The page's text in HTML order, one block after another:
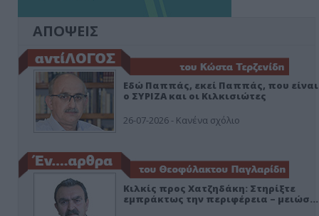
ΑΠΟΨΕΙΣ
Εδώ Παππάς, εκεί Παππάς, που είναι
ο ΣΥΡΙΖΑ και οι Κιλκισιώτες
26-07-2026 - Κανένα σχόλιο
Κιλκίς προς Χατζηδάκη: Στηρίξτε
εμπράκτως την περιφέρεια – μειώσ…